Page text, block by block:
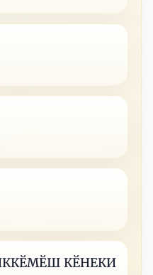
КӖНЕКИ